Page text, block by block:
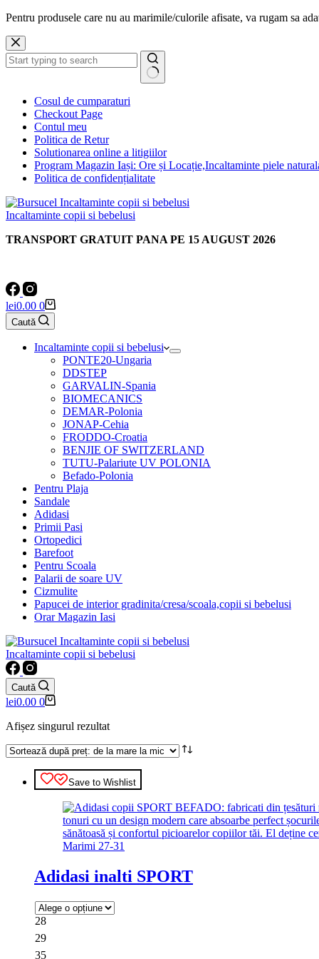
Pentru produsele care nu au marimile/culorile afisate, va rugam sa
Sari
la
conținut
rezultatCosul de cumparaturi
Checkout Page
Contul meu
Politica de Retur
Solutionarea online a litigiilor
Program Magazin Iași: Ore și Locație,Incaltaminte piele
Politica de confidențialitate
Incaltaminte copii si bebelusi
TRANSPORT GRATUIT PANA PE 15 AUGUST 2026
Coș
de
cumpărături
lei0.00 0
Caută
Incaltaminte copii si bebelusi
PONTE20-Ungaria
DDSTEP
GARVALIN-Spania
BIOMECANICS
DEMAR-Polonia
JONAP-Cehia
FRODDO-Croatia
BENJIE OF SWITZERLAND
TUTU-Palariute UV POLONIA
Befado-Polonia
Pentru Plaja
Sandale
Adidasi
Primii Pasi
Ortopedici
Barefoot
Pentru Scoala
Palarii de soare UV
Cizmulite
Papucei de interior gradinita/cresa/scoala,copii si bebelusi
Orar Magazin Iasi
Incaltaminte copii si bebelusi
Caută
Coș
cumpărături
lei0.00 0
Afișez singurul rezultat
Save to Wishlist
Adidasi inalti SPORT
28
29
35